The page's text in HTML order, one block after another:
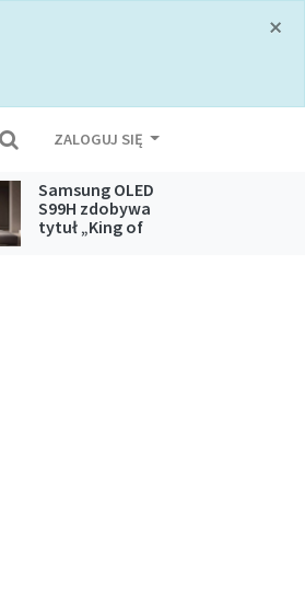
×
ZALOGUJ SIĘ
Samsung OLED
S99H zdobywa
tytuł „King of